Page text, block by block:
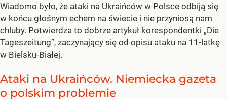
Wiadomo było, że ataki na Ukraińców w Polsce odbiją się
w końcu głośnym echem na świecie i nie przyniosą nam
chluby. Potwierdza to dobrze artykuł korespondentki „Die
Tageszeitung”, zaczynający się od opisu ataku na 11-latkę
w Bielsku-Białej.
Ataki na Ukraińców. Niemiecka gazeta
o polskim problemie